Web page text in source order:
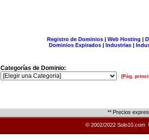
Registro de Dominios| Web Hosting |
Dominios Expirados | Industrias |
Categorías de Dominio:
[Pág.
** Precios
© 2002/2022 Solo10.com